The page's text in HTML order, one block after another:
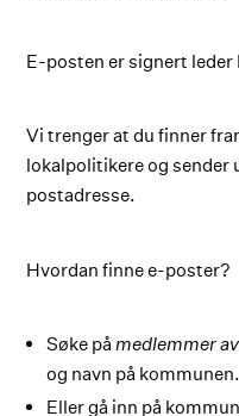
E-posten er signert leder
Vi trenger at du finner
lokalpolitikere og sender
postadresse.
Hvordan finne e-poster?
Søke påmedlemmer
og navn på kommunen.
Eller gå inn på